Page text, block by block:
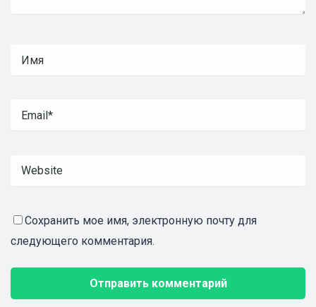
Сохранить мое имя, электронную почту для
следующего комментария.